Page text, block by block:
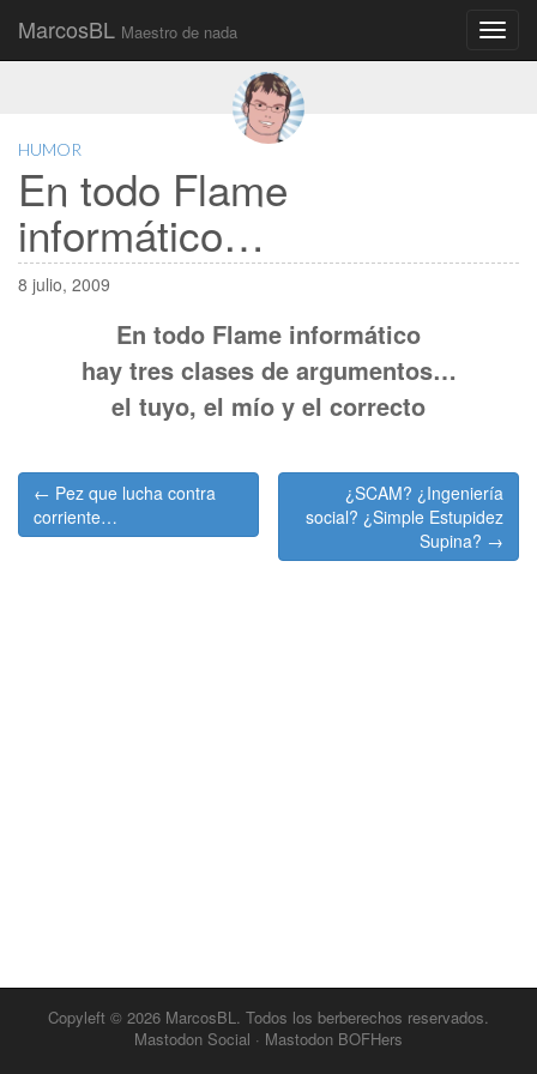
MarcosBL Maestro de nada
HUMOR
En todo Flame
informático…
8 julio, 2009
En todo Flame informático
hay tres clases de argumentos…
el tuyo, el mío y el correcto
Post
navigation
← Pez que lucha contra
corriente…
¿SCAM? ¿Ingeniería
social? ¿Simple Estupidez
Supina? →
Copyleft © 2026 MarcosBL. Todos los berberechos reservados.
Mastodon Social · Mastodon BOFHers